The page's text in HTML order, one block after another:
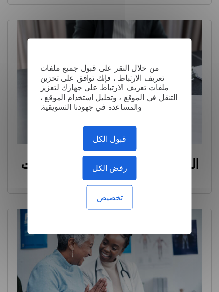
من خلال النقر على قبول جميع ملفات
تعريف الارتباط ، فإنك توافق على تخزين
ملفات تعريف الارتباط على جهازك لتعزيز
التنقل في الموقع ، وتحليل استخدام الموقع ،
والمساعدة في جهودنا التسويقية.
قبول الكل
رفض الكل
تخصيص
الشركة القانونية: حل معالجة البيانات
مع Lingvanex